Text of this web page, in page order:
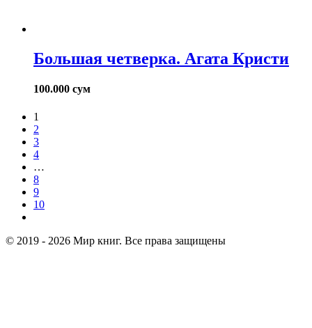
Большая четверка. Агата Кристи
100.000 сум
1
2
3
4
…
8
9
10
© 2019 - 2026 Мир книг. Все права защищены